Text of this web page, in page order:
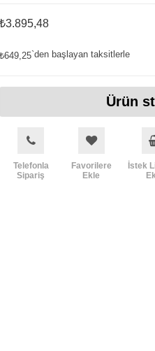
₺3.895,48
₺649,25`den başlayan taksitlerle
Ürün
Telefonla
Sipariş
Favorilere
Ekle
İstek